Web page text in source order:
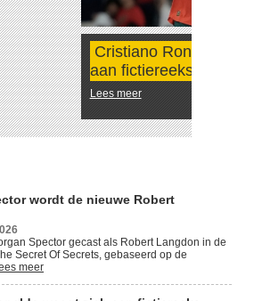
Ronaldo waagt zich
wordt de nieuwe Robert
Spector gecast als Robert Langdon in de
Secret Of Secrets, gebaseerd op de
meer